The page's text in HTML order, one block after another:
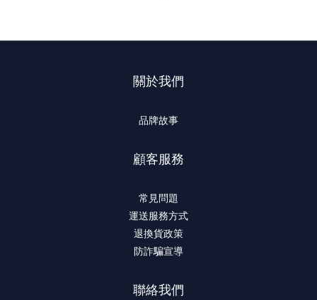
關於我們
品牌故事
顧客服務
常見問題
運送服務方式
退換貨政策
防詐騙宣導
聯絡我們